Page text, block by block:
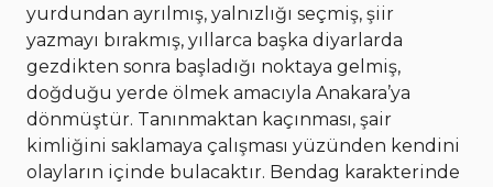
yurdundan ayrılmış, yalnızlığı seçmiş, şiir
yazmayı bırakmış, yıllarca başka diyarlarda
gezdikten sonra başladığı noktaya gelmiş,
doğduğu yerde ölmek amacıyla Anakara’ya
dönmüştür. Tanınmaktan kaçınması, şair
kimliğini saklamaya çalışması yüzünden kendini
olayların içinde bulacaktır. Bendag karakterinde